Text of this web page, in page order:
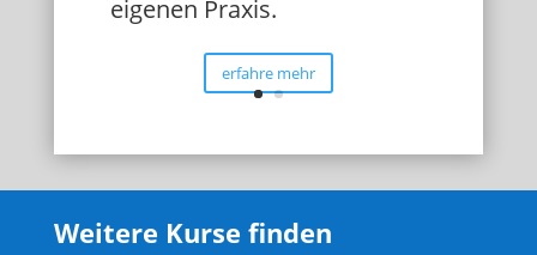
eigenen Praxis.
erfahre mehr
Weitere Kurse finden